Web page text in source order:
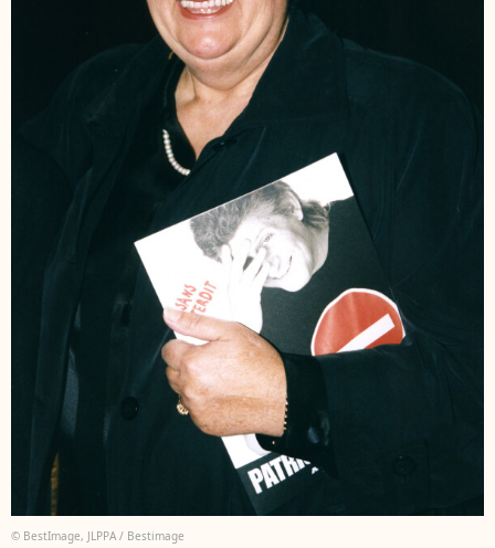
© BestImage, JLPPA / Bestimage